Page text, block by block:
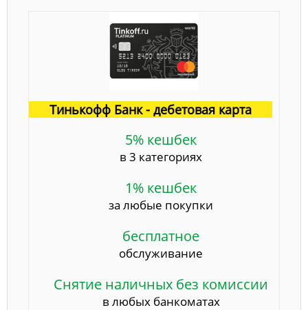
Тинькофф Банк - дебетовая карта
5% кешбек
в 3 категориях
1% кешбек
за любые покупки
бесплатное
обслуживание
Снятие наличных без комиссии
в любых банкоматах